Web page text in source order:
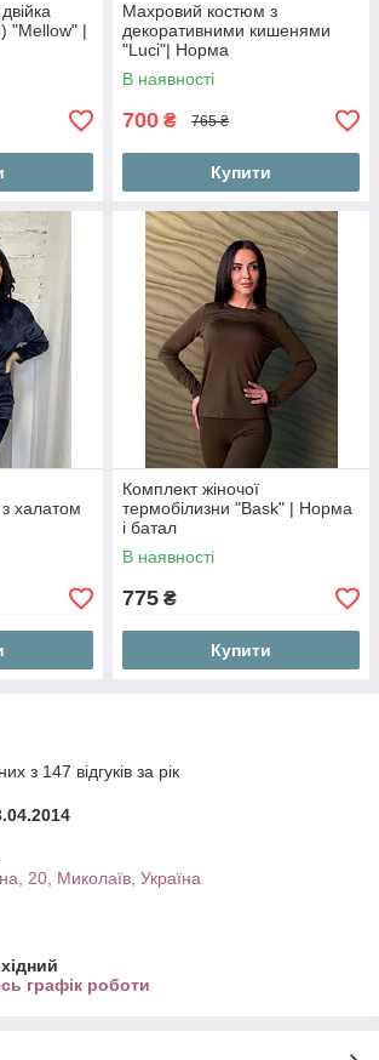
"Mellow" |
Махровий костюм з
декоративними кишенями
"Luci"| Норма
В наявності
700 ₴ 765 ₴
Купити
халатом
Комплект жіночої
термобілизни "Bask" | Норма
і батал
В наявності
775 ₴
Купити
з 147 відгуків за рік
20, Миколаїв, Україна
графік роботи